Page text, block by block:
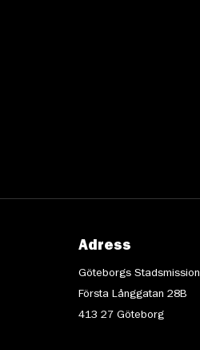
Adress
Göteborgs Stadsmission
Första Långgatan 28B
413 27 Göteborg